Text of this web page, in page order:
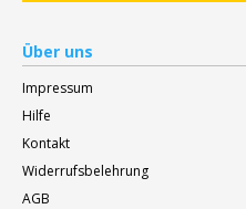
Über uns
Impressum
Hilfe
Kontakt
Widerrufsbelehrung
AGB